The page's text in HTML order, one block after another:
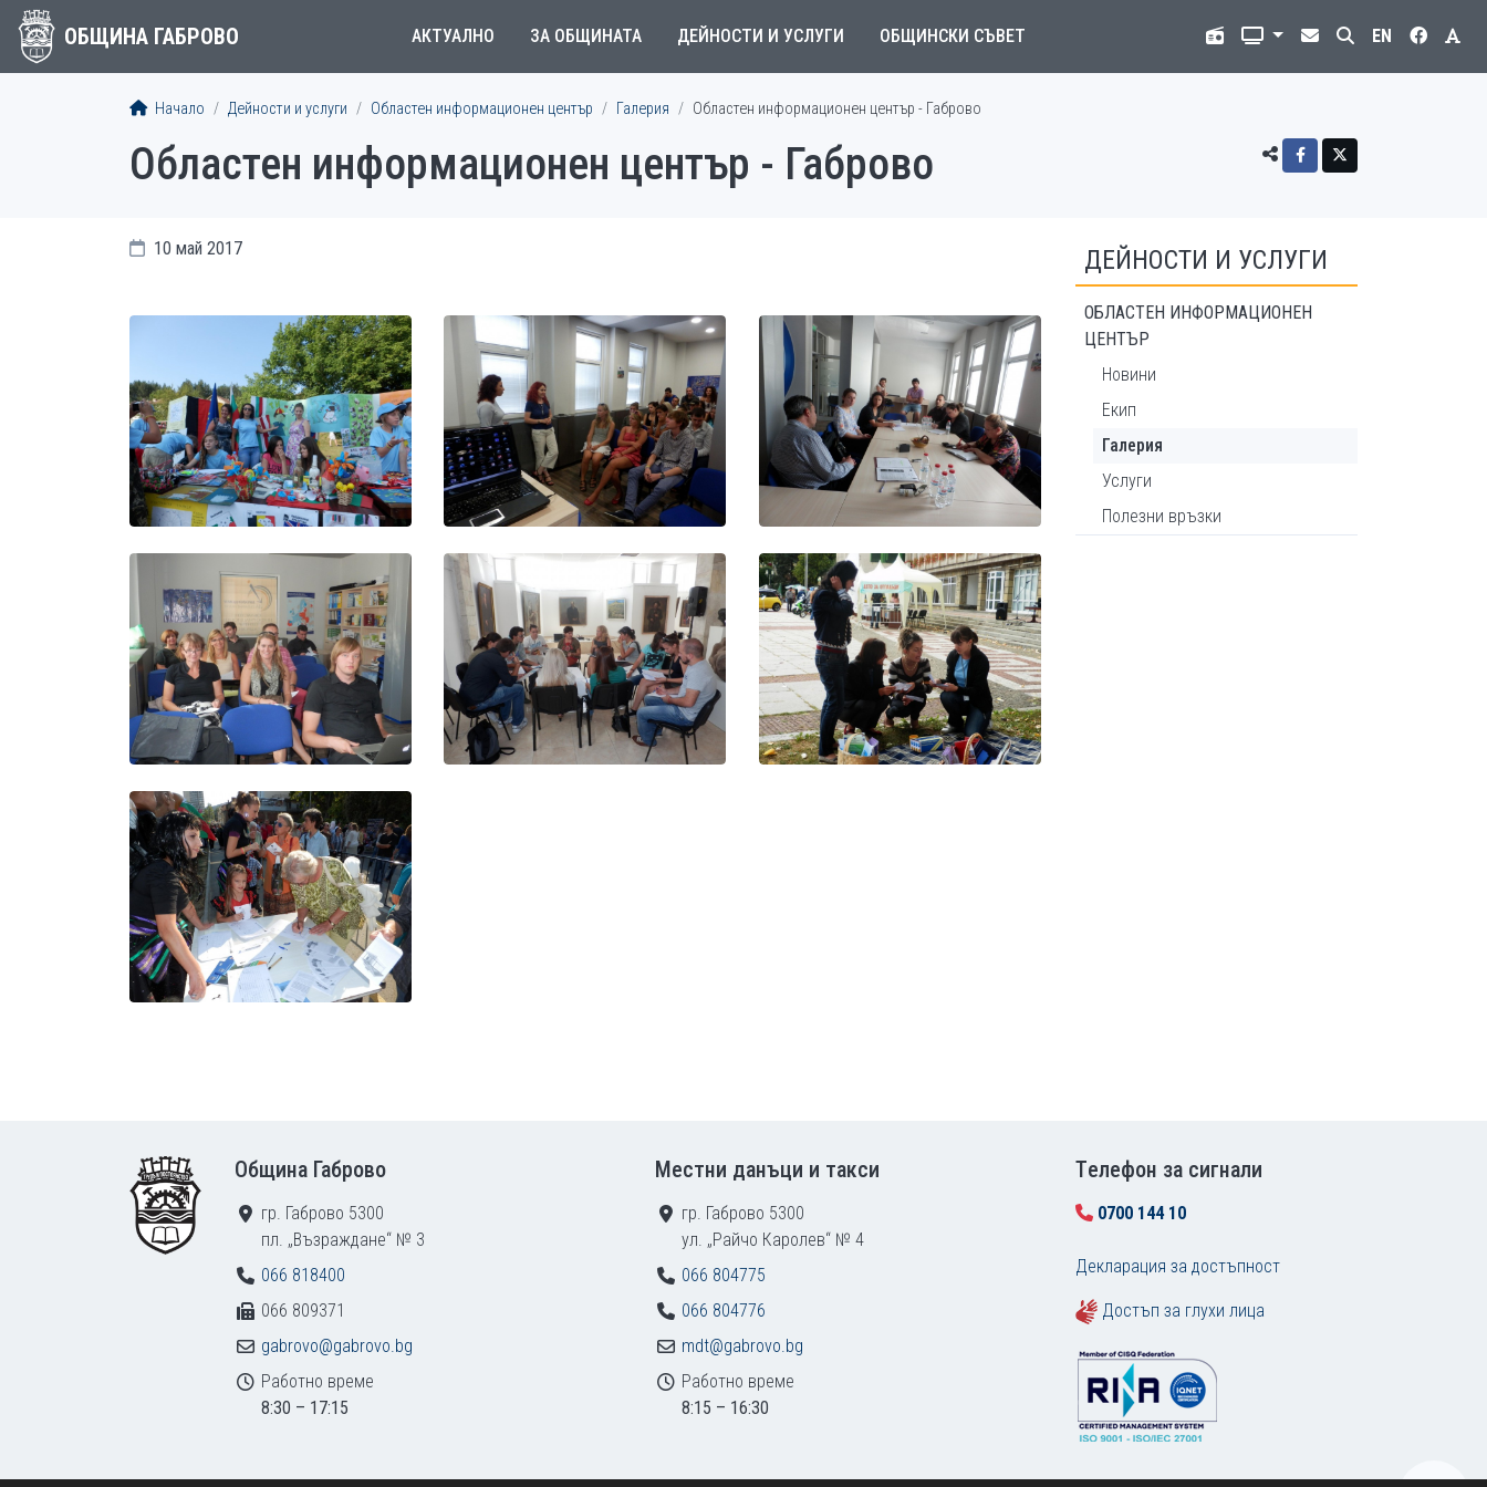
ОБЩИНА ГАБРОВО АКТУАЛНО ЗА ОБЩИНАТА ДЕЙНОСТИ И УСЛУГИ ОБЩИНСКИ СЪВЕТ EN
Начало Дейности и услуги Областен информационен център Галерия Областен информационен център - Габрово
Областен информационен център - Габрово
10 май 2017 ДЕЙНОСТИ И УСЛУГИ
ОБЛАСТЕН ИНФОРМАЦИОНЕН
ЦЕНТЪР
Новини
Екип
Галерия
Услуги
Полезни връзки
Община Габрово
гр. Габрово 5300
пл. „Възраждане“ № 3
066 818400
066 809371
gabrovo@gabrovo.bg
Работно време
8:30 – 17:15
Местни данъци и такси
гр. Габрово 5300
ул. „Райчо Каролев“ № 4
066 804775
066 804776
mdt@gabrovo.bg
Работно време
8:15 – 16:30
Tелефон за сигнали
0700 144 10
Декларация за достъпност
Достъп за глухи лица